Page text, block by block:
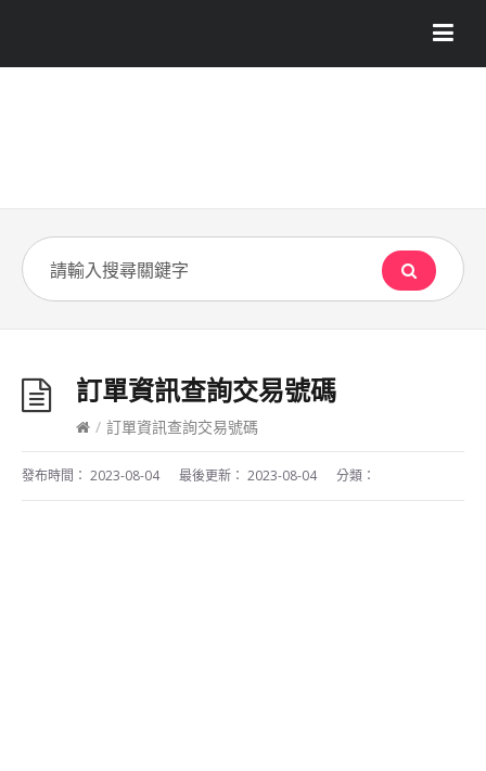
訂單資訊查詢交易號碼
/ 訂單資訊查詢交易號碼
發布時間： 2023-08-04 最後更新： 2023-08-04 分類：